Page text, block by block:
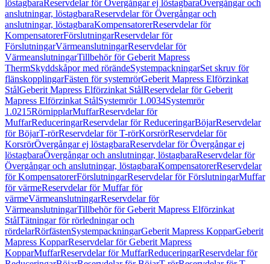
löstagbaraReservdelar för Övergångar ej löstagbaraÖvergångar och
anslutningar, löstagbaraReservdelar för Övergångar och
anslutningar, löstagbaraKompensatorerReservdelar för
KompensatorerFörslutningarReservdelar för
FörslutningarVärmeanslutningarReservdelar för
VärmeanslutningarTillbehör för Geberit Mapress
ThermSkyddskåpor med rörändeSystempackningarSet skruv för
flänskopplingarFästen för systemrörGeberit Mapress Elförzinkat
StålGeberit Mapress Elförzinkat StålReservdelar för Geberit
Mapress Elförzinkat StålSystemrör 1.0034Systemrör
1.0215RörnipplarMuffarReservdelar för
MuffarReduceringarReservdelar för ReduceringarBöjarReservdelar
för BöjarT-rörReservdelar för T-rörKorsrörReservdelar för
KorsrörÖvergångar ej löstagbaraReservdelar för Övergångar ej
löstagbaraÖvergångar och anslutningar, löstagbaraReservdelar för
Övergångar och anslutningar, löstagbaraKompensatorerReservdelar
för KompensatorerFörslutningarReservdelar för FörslutningarMuffar
för värmeReservdelar för Muffar för
värmeVärmeanslutningarReservdelar för
VärmeanslutningarTillbehör för Geberit Mapress Elförzinkat
StålTätningar för rörledningar och
rördelarRörfästenSystempackningarGeberit Mapress KopparGeberit
Mapress KopparReservdelar för Geberit Mapress
KopparMuffarReservdelar för MuffarReduceringarReservdelar för